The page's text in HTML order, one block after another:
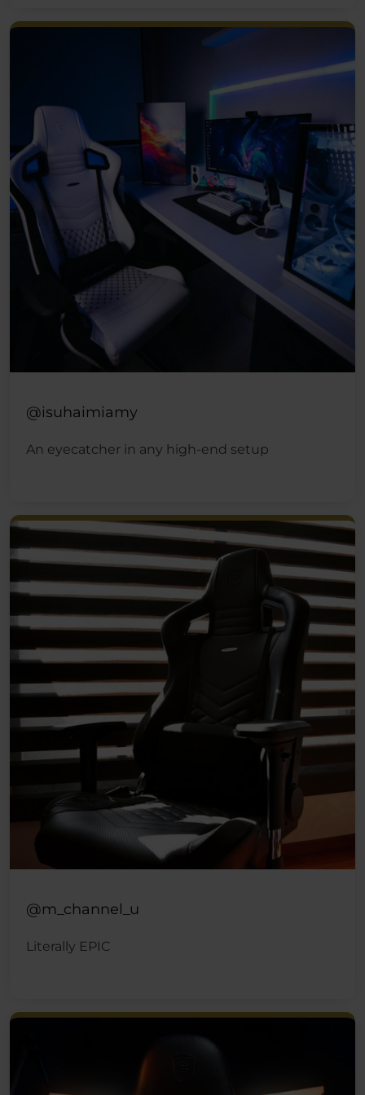
@isuhaimiamy
An eyecatcher in any high-end setup
@m_channel_u
Literally EPIC